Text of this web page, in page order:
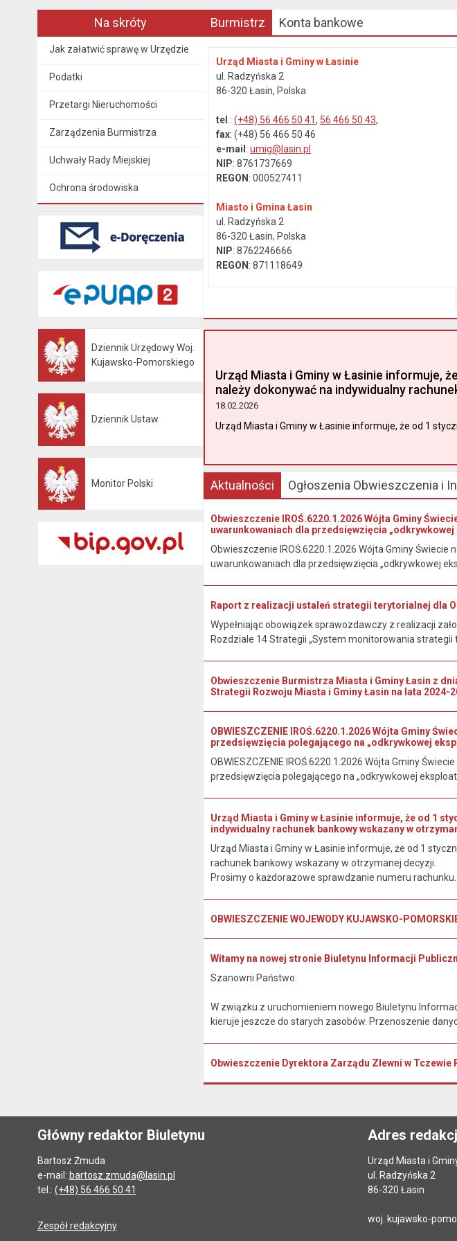
Na skróty
Jak załatwić sprawę w Urzędzie
Podatki
Przetargi Nieruchomości
Zarządzenia Burmistrza
Uchwały Rady Miejskiej
Ochrona środowiska
Dziennik Urzędowy Woj.
Kujawsko-Pomorskiego
Dziennik Ustaw
Monitor Polski
Burmistrz Konta bankowe
Urząd Miasta i Gminy w Łasinie
ul. Radzyńska 2
86-320 Łasin, Polska
tel .:(+48) 56 466 50 41, 56 466 50 43,
fax: (+48) 56 466 50 46
e-mail :umig@lasin.pl
NIP: 8761737669
REGON : 000527411
Miasto i Gmina Łasin
ul. Radzyńska 2
86-320 Łasin, Polska
NIP: 8762246666
REGON : 871118649
Urząd Miasta i Gminy w Łasinie informuje,
należy dokonywać na indywidualny
18.02.2026
Urząd Miasta i Gminy w Łasinie informuje, że od 1
Aktualności Ogłoszenia Obwieszczenia i
Obwieszczenie IROŚ.6220.1.2026 Wójta Gminy
uwarunkowaniach dla przedsięwzięcia
Obwieszczenie IROŚ.6220.1.2026 Wójta Gminy
uwarunkowaniach dla przedsięwzięcia „odkrywkowej
Raport z realizacji ustaleń strategii terytorialnej dla
Wypełniając obowiązek sprawozdawczy z realizacji
Rozdziale 14 Strategii „System monitorowania strategii
Obwieszczenie Burmistrza Miasta i Gminy Łasin z
Strategii Rozwoju Miasta i Gminy Łasin na lata 2024-
OBWIESZCZENIE IROŚ.6220.1.2026 Wójta Gminy
przedsięwzięcia polegającego na „odkrywkowej
OBWIESZCZENIE IROŚ.6220.1.2026 Wójta Gminy
przedsięwzięcia polegającego na „odkrywkowej
Urząd Miasta i Gminy w Łasinie informuje, że od 1
indywidualny rachunek bankowy wskazany w
Urząd Miasta i Gminy w Łasinie informuje, że od 1
rachunek bankowy wskazany w otrzymanej decyzji.
Prosimy o każdorazowe sprawdzanie numeru rachunku...
OBWIESZCZENIE WOJEWODY KUJAWSKO-
Witamy na nowej stronie Biuletynu Informacji
Szanowni Państwo.
W związku z uruchomieniem nowego Biuletynu
kieruje jeszcze do starych zasobów. Przenoszenie
Obwieszczenie Dyrektora Zarządu Zlewni w
Główny redaktor Biuletynu
Bartosz Żmuda
e-mail: bartosz.zmuda@lasin.pl
tel.: (+48) 56 466 50 41
Zespół redakcyjny
Adres
Urząd Miasta i
ul. Radzyńska 2
86-320 Łasin
woj. kujawsko-